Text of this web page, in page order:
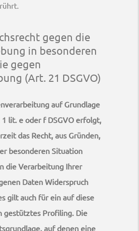
gegen die
in besonderen
gegen
(Art. 21 DSGVO)
auf Grundlage
lit. e oder f DSGVO erfolgt,
das Recht, aus Gründen,
besonderen Situation
die Verarbeitung Ihrer
Daten Widerspruch
gilt auch für ein auf diese
gestütztes Profiling. Die
auf denen eine